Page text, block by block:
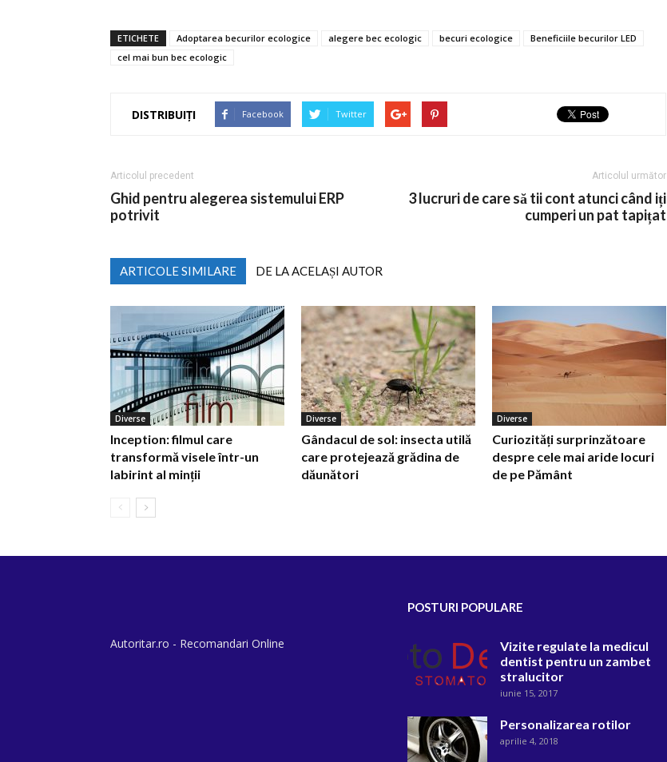
ETICHETE Adoptarea becurilor ecologice alegere bec ecologic becuri ecologice
Beneficiile becurilor LED
cel mai bun bec ecologic
DISTRIBUIȚI Facebook Twitter
Articolul precedent
Ghid pentru alegerea sistemului ERP
potrivit
Articolul următor
3 lucruri de care să tii cont atunci când iți
cumperi un pat tapițat
ARTICOLE SIMILARE DE LA ACELAȘI AUTOR
Diverse
Inception: filmul care
transformă visele într-un
labirint al minții
Diverse
Gândacul de sol: insecta utilă
care protejează grădina de
dăunători
Diverse
Curiozități surprinzătoare
despre cele mai aride locuri
de pe Pământ
Autoritar.ro - Recomandari Online
POSTURI POPULARE
Vizite regulate la medicul
dentist pentru un zambet
stralucitor
iunie 15, 2017
Personalizarea rotilor
aprilie 4, 2018